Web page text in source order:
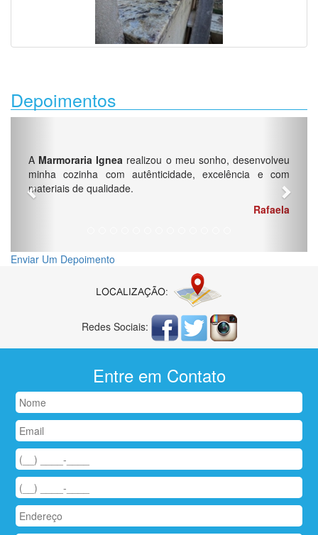
Depoimentos
A Marmoraria Ignea realizou o meu sonho, desenvolveu
minha cozinha com autênticidade, excelência e com
materiais de qualidade.
Rafaela
Enviar Um Depoimento
Redes Sociais:
Entre em Contato